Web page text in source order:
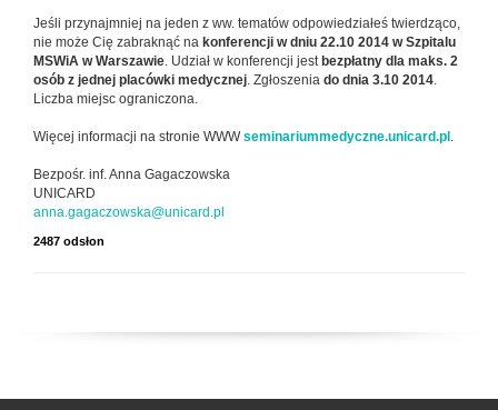
Jeśli przynajmniej na jeden z ww. tematów odpowiedziałeś twierdząco,
nie może Cię zabraknąć na konferencji w dniu 22.10 2014 w Szpitalu
MSWiA w Warszawie. Udział w konferencji jest bezpłatny dla maks. 2
osób z jednej placówki medycznej. Zgłoszenia do dnia 3.10 2014.
Liczba miejsc ograniczona.
Więcej informacji na stronie WWWseminariummedyczne.unicard.pl .
Bezpośr. inf. Anna Gagaczowska
UNICARD
anna.gagaczowska@unicard.pl
2487 odsłon